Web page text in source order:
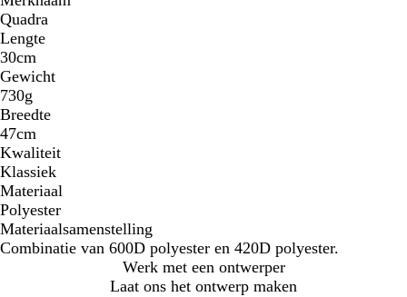
g
r
i
j
s
w
/
w
i
t
Quadra
Lengte
30cm
Gewicht
730g
Breedte
47cm
Kwaliteit
Klassiek
Materiaal
Polyester
Materiaalsamenstelling
Combinatie van 600D polyester en 420D polyester.
Werk met een ontwerper
Laat ons het ontwerp maken